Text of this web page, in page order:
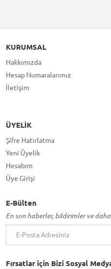
KURUMSAL
Hakkımızda
Hesap Numaralarımız
İletişim
ÜYELIK
Şifre Hatırlatma
Yeni Üyelik
Hesabım
Üye Girişi
E-Bülten
En son haberler, bildirimler ve
Fırsatlar için Bizi Sosyal